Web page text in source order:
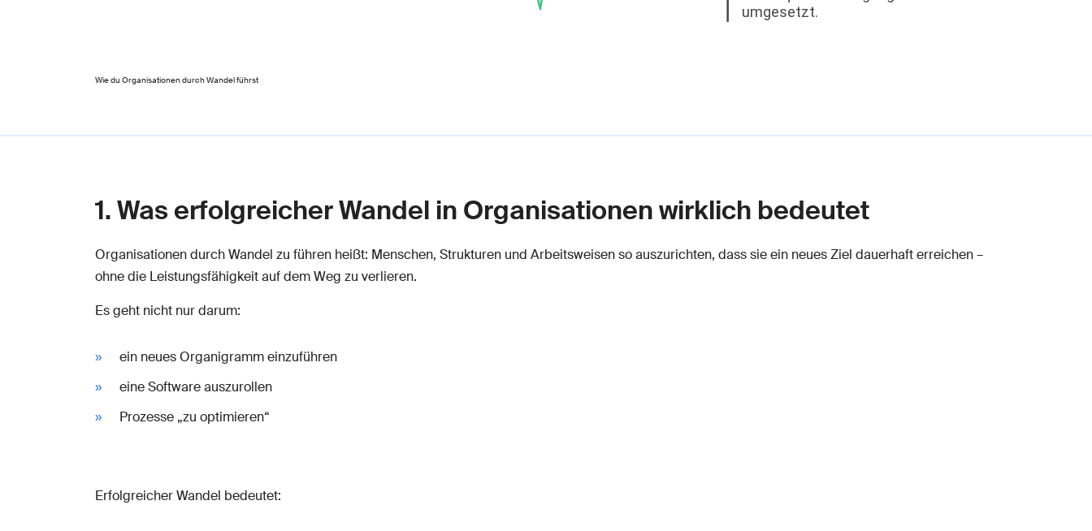
Wie du Organisationen durch Wandel führst
1. Was erfolgreicher Wandel in Organisationen wirklich bedeutet
Organisationen durch Wandel zu führen heißt: Menschen, Strukturen und Arbeitsweisen so auszurichten, dass sie ein neues Ziel dauerhaft erreichen –
ohne die Leistungsfähigkeit auf dem Weg zu verlieren.
Es geht nicht nur darum:
ein neues Organigramm einzuführen
eine Software auszurollen
Prozesse „zu optimieren“
Erfolgreicher Wandel bedeutet: